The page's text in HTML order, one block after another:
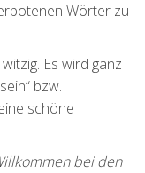
Wörter zu
Es wird ganz
bzw.
schöne
bei den